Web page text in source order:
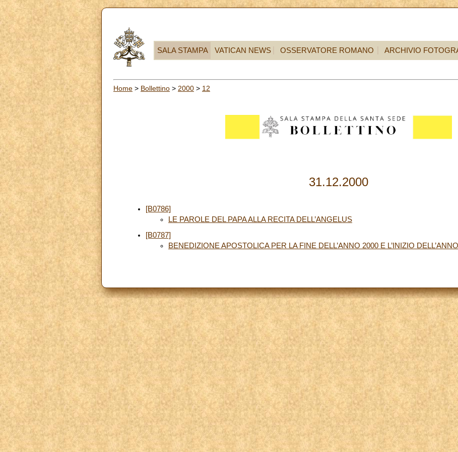
SALA STAMPA VATICAN NEWS OSSERVATORE ROMANO ARCHIVIO
Home > Bollettino > 2000 > 12
31.12.2000
[B0786]
LE PAROLE DEL PAPA ALLA RECITA DELL’ANGELUS
[B0787]
BENEDIZIONE APOSTOLICA PER LA FINE DELL’ANNO 2000 E L’INIZIO